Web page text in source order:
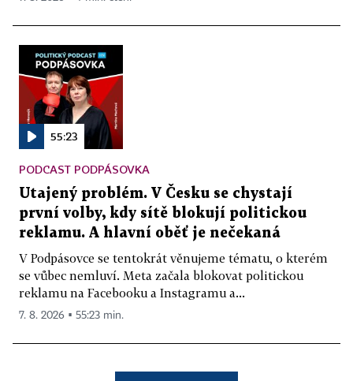
55:23
PODCAST PODPÁSOVKA
Utajený problém. V Česku se chystají
první volby, kdy sítě blokují politickou
reklamu. A hlavní oběť je nečekaná
V Podpásovce se tentokrát věnujeme tématu, o kterém
se vůbec nemluví. Meta začala blokovat politickou
reklamu na Facebooku a Instagramu a...
7. 8. 2026 ▪ 55:23 min.